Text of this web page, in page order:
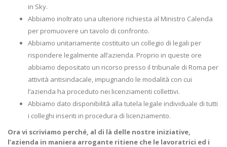
in Sky.
Abbiamo inoltrato una ulteriore richiesta al Ministro Calenda
per promuovere un tavolo di confronto.
Abbiamo unitariamente costituito un collegio di legali per
rispondere legalmente all’azienda. Proprio in queste ore
abbiamo depositato un ricorso presso il tribunale di Roma per
attività antisindacale, impugnando le modalità con cui
l’azienda ha proceduto nei licenziamenti collettivi.
Abbiamo dato disponibilità alla tutela legale individuale di tutti
i colleghi inseriti in procedura di licenziamento.
Ora vi scriviamo perché, al di là delle nostre iniziative,
l’azienda in maniera arrogante ritiene che le lavoratrici ed i